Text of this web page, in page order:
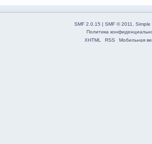
SMF 2.0.15 | SMF © 2011
Simple
Политика
XHTML
RSS Мобильная